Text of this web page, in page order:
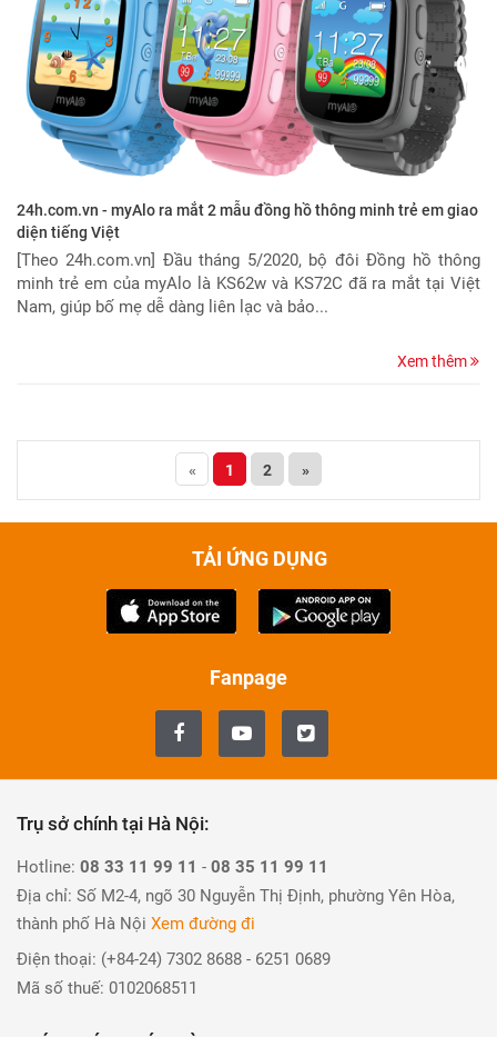
24h.com.vn - myAlo ra mắt 2 mẫu đồng hồ thông minh trẻ em giao
diện tiếng Việt
[Theo 24h.com.vn] Đầu tháng 5/2020, bộ đôi Đồng hồ thông
minh trẻ em của myAlo là KS62w và KS72C đã ra mắt tại Việt
Nam, giúp bố mẹ dễ dàng liên lạc và bảo...
Xem thêm
« 1 2 »
TẢI ỨNG DỤNG
Fanpage
Trụ sở chính tại Hà Nội:
Hotline: 08 33 11 99 11 - 08 35 11 99 11
Địa chỉ: Số M2-4, ngõ 30 Nguyễn Thị Định, phường Yên Hòa,
thành phố Hà Nội Xem đường đi
Điện thoại: (+84-24) 7302 8688 - 6251 0689
Mã số thuế: 0102068511